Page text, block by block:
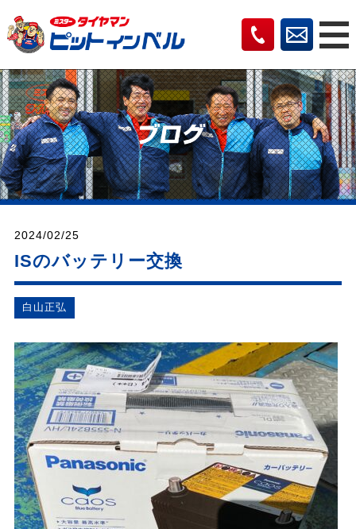
2024/02/25
ISのバッテリー交換
⽩⼭正弘